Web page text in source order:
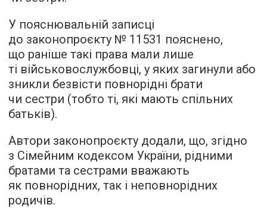
У пояснювальній записці
до законопроєкту № 11531 пояснено,
що раніше такі права мали лише
ті військовослужбовці, у яких загинули або
зникли безвісти повнорідні брати
чи сестри (тобто ті, які мають спільних
батьків).
Автори законопроєкту додали, що, згідно
з Сімейним кодексом України, рідними
братами та сестрами вважають
як повнорідних, так і неповнорідних
родичів.